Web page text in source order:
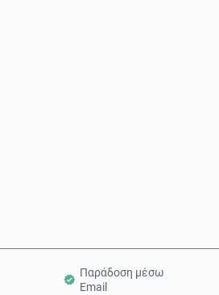
Παράδοση μέσω
Email